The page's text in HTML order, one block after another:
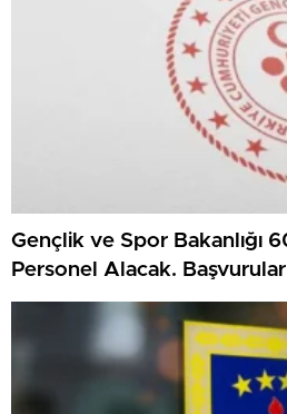
Gençlik ve Spor Bakanlığı
Personel Alacak. Başvurular
Eriyor